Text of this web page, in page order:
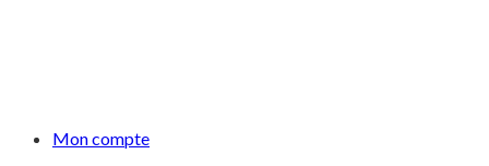
Mon compte